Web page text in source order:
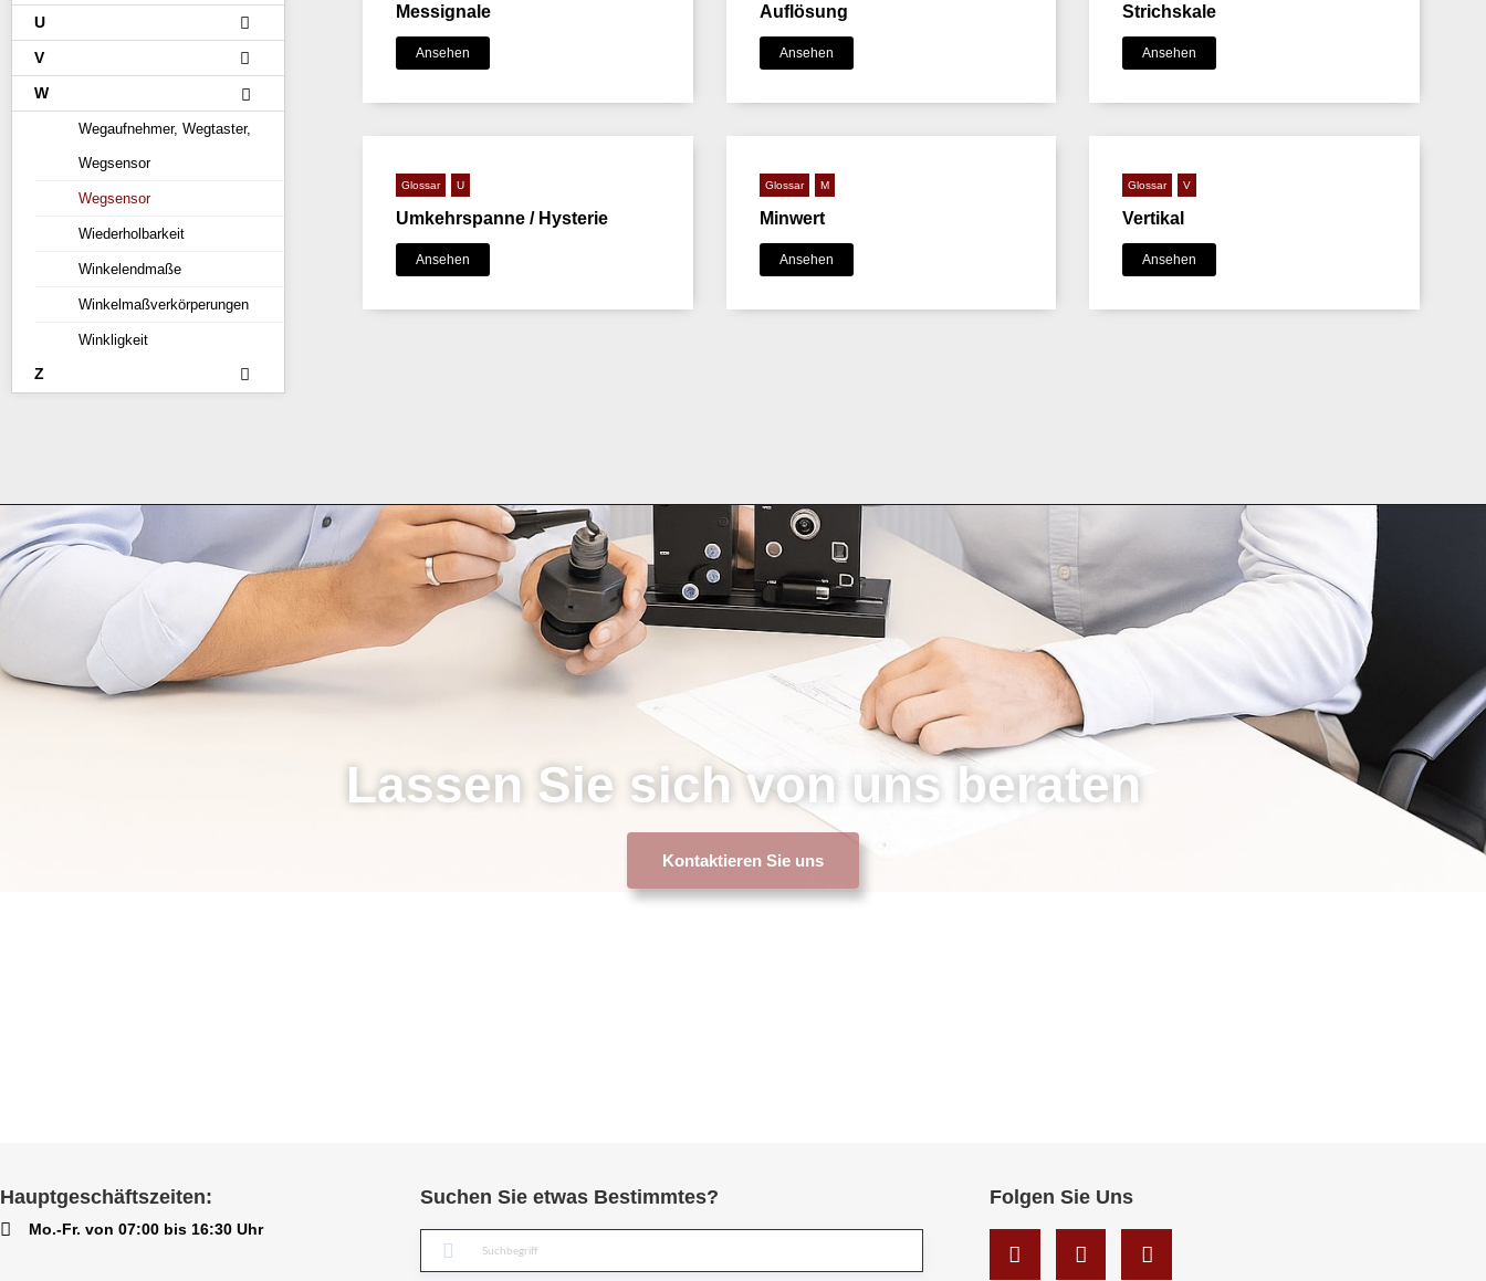
U
V
W
Wegaufnehmer, Wegtaster,
Wegsensor
Wegsensor
Wiederholbarkeit
Winkelendmaße
Winkelmaßverkörperungen
Winkligkeit
Z
Messignale
Ansehen
Auflösung
Ansehen
Strichskale
Ansehen
Glossar U
Umkehrspanne / Hysterie
Ansehen
Glossar M
Minwert
Ansehen
Glossar V
Vertikal
Ansehen
Lassen Sie sich von uns beraten
Kontaktieren Sie uns
Hauptgeschäftszeiten:
Mo.-Fr. von 07:00 bis 16:30 Uhr
Suchen Sie etwas Bestimmtes? Folgen Sie Uns